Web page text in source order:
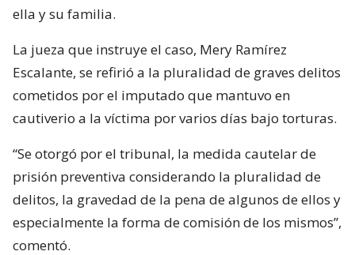
ella y su familia.
La jueza que instruye el caso, Mery Ramírez
Escalante, se refirió a la pluralidad de graves delitos
cometidos por el imputado que mantuvo en
cautiverio a la víctima por varios días bajo torturas.
“Se otorgó por el tribunal, la medida cautelar de
prisión preventiva considerando la pluralidad de
delitos, la gravedad de la pena de algunos de ellos y
especialmente la forma de comisión de los mismos”,
comentó.